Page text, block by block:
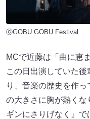
ⓒGOBU GOBU Festival
MCで近藤は「曲に恵
この日出演していた
り、音楽の歴史を作
の大きさに胸が熱くな
ギンにさりげなく』で